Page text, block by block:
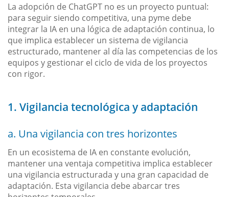
La adopción de ChatGPT no es un proyecto puntual:
para seguir siendo competitiva, una pyme debe
integrar la IA en una lógica de adaptación continua, lo
que implica establecer un sistema de vigilancia
estructurado, mantener al día las competencias de los
equipos y gestionar el ciclo de vida de los proyectos
con rigor.
1. Vigilancia tecnológica y adaptación
a. Una vigilancia con tres horizontes
En un ecosistema de IA en constante evolución,
mantener una ventaja competitiva implica establecer
una vigilancia estructurada y una gran capacidad de
adaptación. Esta vigilancia debe abarcar tres